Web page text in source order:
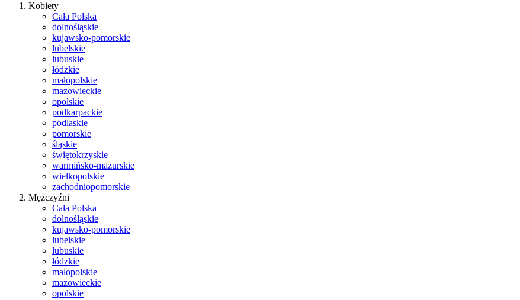
Kobiety
Cała Polska
dolnośląskie
kujawsko-pomorskie
lubelskie
lubuskie
łódzkie
małopolskie
mazowieckie
opolskie
podkarpackie
podlaskie
pomorskie
śląskie
świętokrzyskie
warmińsko-mazurskie
wielkopolskie
zachodniopomorskie
Mężczyźni
Cała Polska
dolnośląskie
kujawsko-pomorskie
lubelskie
lubuskie
łódzkie
małopolskie
mazowieckie
opolskie